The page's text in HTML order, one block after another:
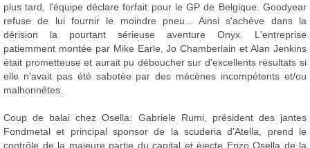
plus tard, l'équipe déclare forfait pour le GP de Belgique. Goodyear
refuse de lui fournir le moindre pneu... Ainsi s'achève dans la
dérision la pourtant sérieuse aventure Onyx. L'entreprise
patiemment montée par Mike Earle, Jo Chamberlain et Alan Jenkins
était prometteuse et aurait pu déboucher sur d'excellents résultats si
elle n'avait pas été sabotée par des mécènes incompétents et/ou
malhonnêtes.
Coup de balai chez Osella: Gabriele Rumi, président des jantes
Fondmetal et principal sponsor de la scuderia d'Atella, prend le
contrôle de la majeure partie du capital et éjecte Enzo Osella de la